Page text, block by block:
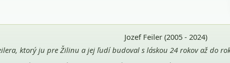
Jozef Feiler (2005 - 2024)
ktorý ju pre Žilinu a jej ľudí budoval s láskou 24 rokov až do